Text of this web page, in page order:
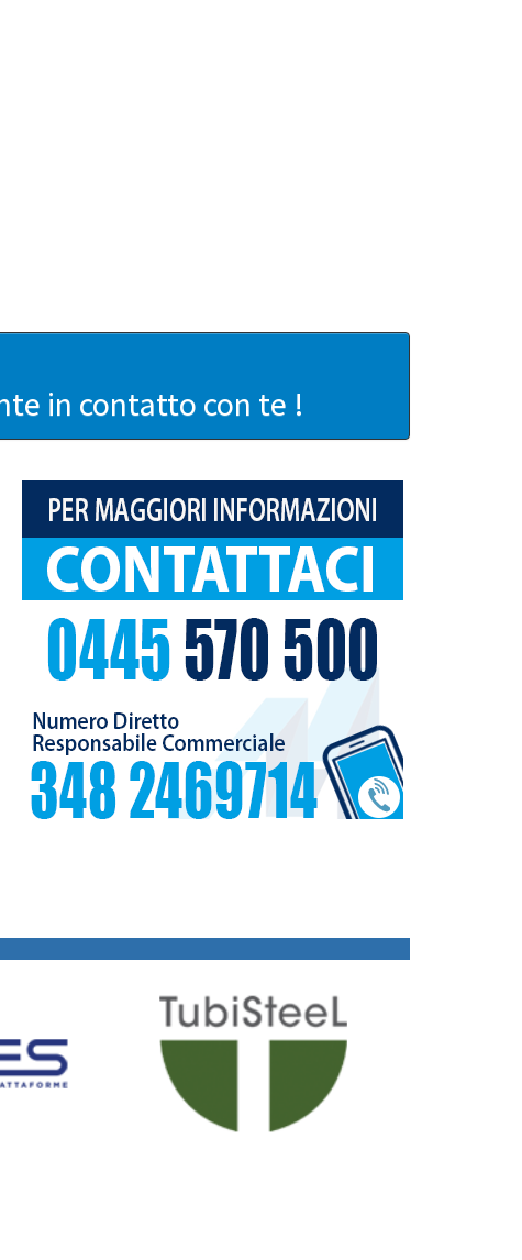
in contatto con te !